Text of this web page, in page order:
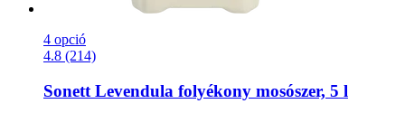
4 opció
4.8 (214)
Sonett Levendula folyékony mosószer, 5 l